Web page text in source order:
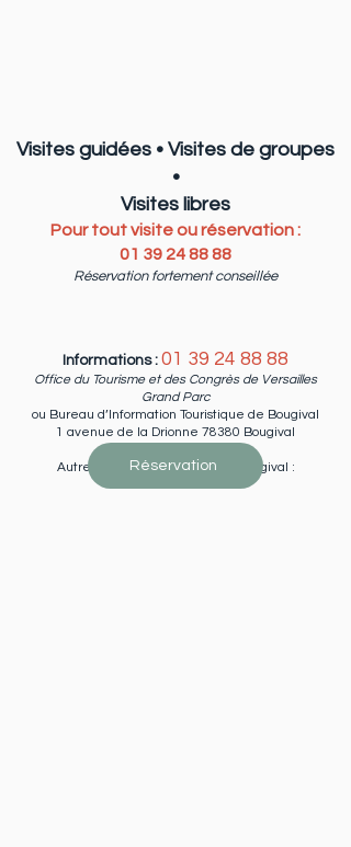
Visites guidées • Visites de groupes
•
Visites libres
Pour tout visite ou réservation :
01 39 24 88 88
Réservation fortement conseillée
Informations : 01 39 24 88 88
Office du Tourisme et des Congrès de Versailles
Grand Parc
ou Bureau d’Information Touristique de Bougival
1 avenue de la Drionne 78380 Bougival
Autres informations , Ville de Bougival :
Réservation